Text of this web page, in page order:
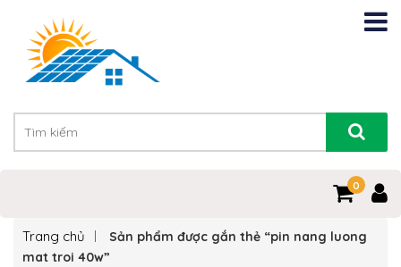
0
Trang chủ
Sản phẩm được gắn thẻ “pin nang luong
mat troi 40w”